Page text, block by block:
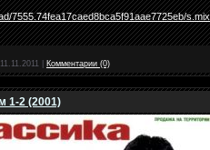
7555.74fea17caed8bca5f91aae7725eb/
11.11.2011 Комментарии (0)
1-2 (2001)